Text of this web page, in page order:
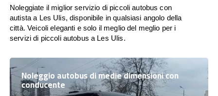
Noleggiate il miglior servizio di piccoli autobus con
autista a Les Ulis, disponibile in qualsiasi angolo della
città. Veicoli eleganti e solo il meglio del meglio per i
servizi di piccoli autobus a Les Ulis.
Noleggio autobus di medie dimensioni con
conducente